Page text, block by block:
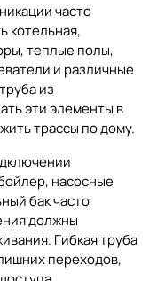
часто
котельная,
теплые полы,
и различные
из
эти элементы в
трассы по дому.
насосные
бак часто
должны
Гибкая труба
переходов,